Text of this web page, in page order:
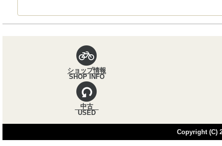
ショップ情報
SHOP INFO
中古
USED
Copyright (C)